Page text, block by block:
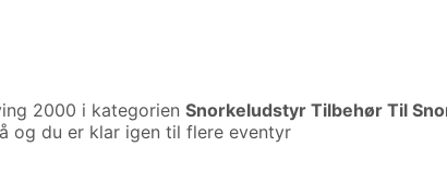
2000 i kategorien Snorkeludstyr Tilbehør Til
og du er klar igen til flere eventyr